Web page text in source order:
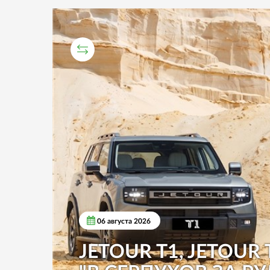
СРАВНИТЕЛЬНЫЙ ТЕСТ
06 августа 2026
JETOUR T1, JETOUR